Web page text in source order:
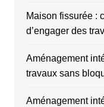
Maison fissurée :
d’engager des
Aménagement
travaux sans
Aménagement